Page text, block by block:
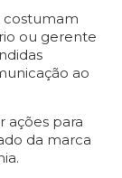
costumam
ou gerente
ao
ações para
da marca